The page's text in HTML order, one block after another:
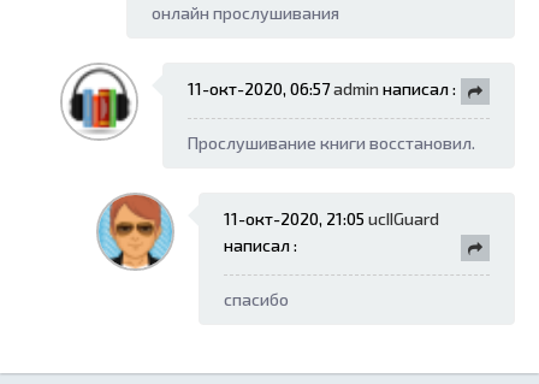
онлайн прослушивания
11-окт-2020, 06:57admin написал :
Прослушивание книги восстановил.
11-окт-2020, 21:05 ucIIGuard
написал :
спасибо